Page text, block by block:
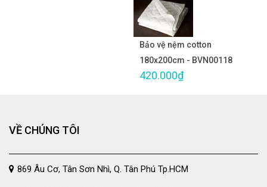
Bảo vệ nệm cotton
180x200cm - BVN00118
420.000₫
VỀ CHÚNG TÔI
869 Âu Cơ, Tân Sơn Nhì, Q. Tân Phú Tp.HCM